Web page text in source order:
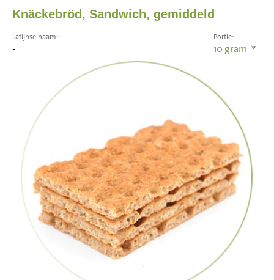
Knäckebröd, Sandwich, gemiddeld
Portie:
10 gram
Latijnse naam:
-